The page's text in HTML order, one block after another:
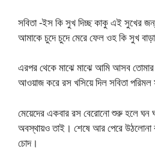
সবিতা -ইস কি সুখ দিচ্ছ কাকু এই সুখের
আমাকে চুদে চুদে মেরে ফেল ওহ কি সুখ
এরপর থেকে মাঝে মাঝে আমি আসব
আওয়াজ করে রস খসিয়ে দিল সবিতা পরিমল
মেয়েদের একবার রস বেরোনো শুরু হলে ঘন
অবস্থায়ও তাই। শেষে আর পেরে উঠলোনা
চোদ।